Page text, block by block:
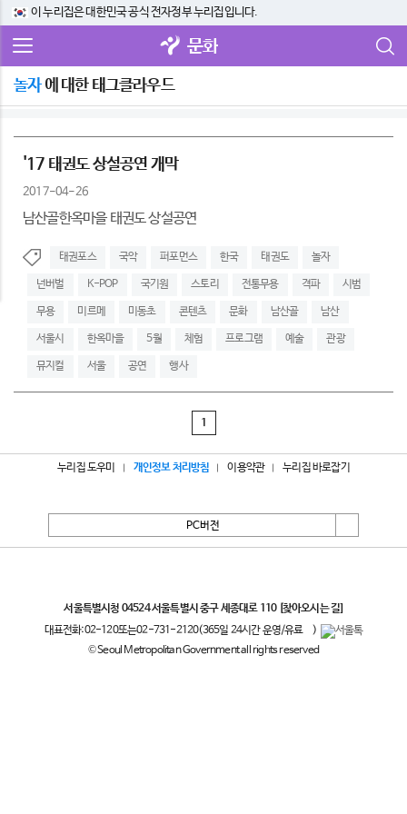
이 누리집은 대한민국 공식 전자정부 누리집입니다.
문화
놀자에 대한 태그클라우드
'17 태권도 상설공연 개막
2017-04-26
남산골한옥마을 태권도 상설공연
태권포스 국악 퍼포먼스 한국 태권도 놀자
넌버벌 K-POP 국기원 스토리 전통무용 격파 시범
무용 미르메 미동초 콘텐츠 문화 남산골 남산
서울시 한옥마을 5월 체험 프로그램 예술 관광
뮤지컬 서울 공연 행사
1
누리집 도우미 개인정보 처리방침 이용약관 누리집 바로잡기
PC버전
서울특별시청 04524 서울특별시 중구 세종대로 110 [찾아오시는 길]
대표전화:02-120또는02-731-2120(365일 24시간 운영/유료
)
© Seoul Metropolitan Government all rights reserved